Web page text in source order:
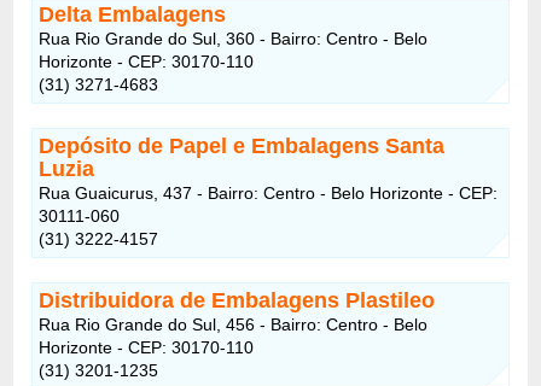
Delta Embalagens
Rua Rio Grande do Sul, 360 - Bairro: Centro - Belo
Horizonte - CEP: 30170-110
(31) 3271-4683
Depósito de Papel e Embalagens Santa
Luzia
Rua Guaicurus, 437 - Bairro: Centro - Belo Horizonte - CEP:
30111-060
(31) 3222-4157
Distribuidora de Embalagens Plastileo
Rua Rio Grande do Sul, 456 - Bairro: Centro - Belo
Horizonte - CEP: 30170-110
(31) 3201-1235